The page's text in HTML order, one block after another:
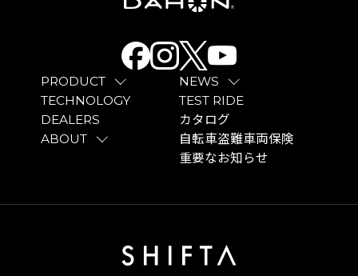
PRODUCT
TECHNOLOGY
DEALERS
ABOUT
NEWS
TEST RIDE
カタログ
自転車盗難車両保険
重要なお知らせ